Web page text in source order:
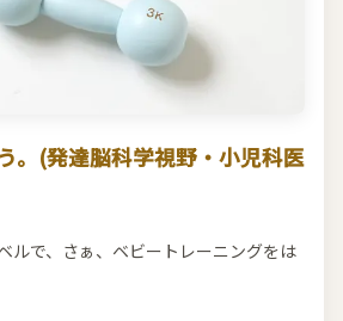
。(発達脳科学視野・小児科医
ルで、さぁ、ベビートレーニングをは